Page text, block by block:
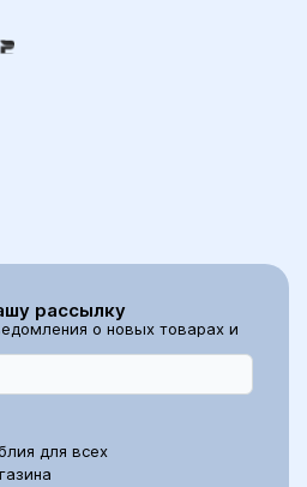
рассылку
о новых товарах и
для всех